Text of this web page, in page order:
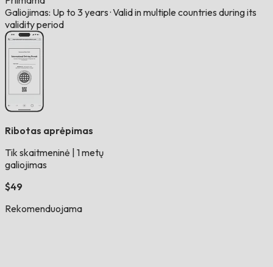
Galiojimas: Up to 3 years ·Valid in multiple countries during its
validity period
Ribotas aprėpimas
Tik skaitmeninė 1 metų
galiojimas
$49
Rekomenduojama